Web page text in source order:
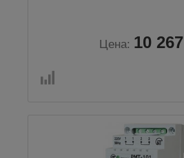
Цена: 10 267